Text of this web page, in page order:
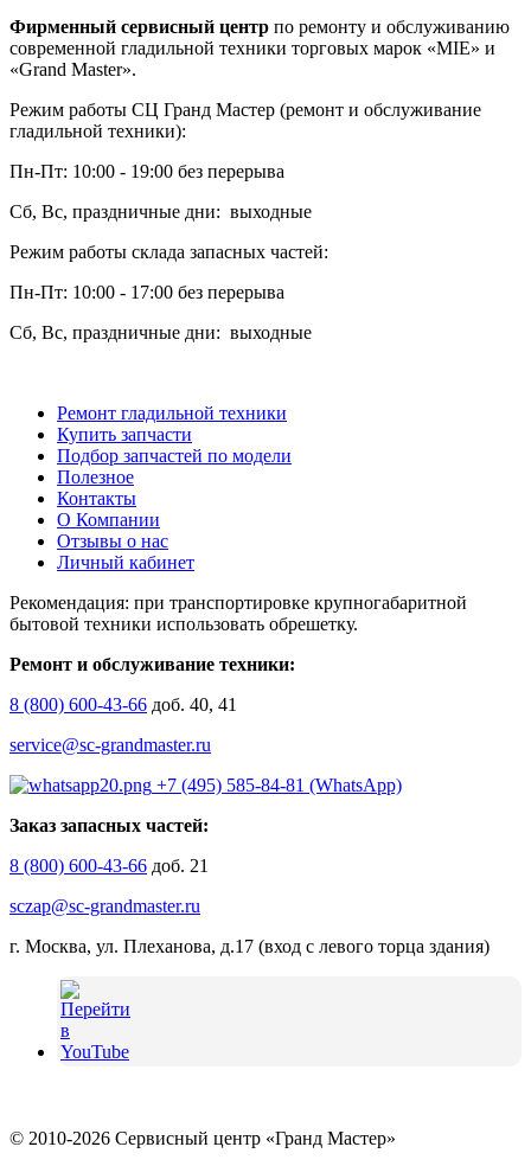
Фирменный сервисный центр по ремонту и обслуживанию
современной гладильной техники торговых марок «MIE» и
«Grand Master».
Режим работы СЦ Гранд Мастер (ремонт и обслуживание
гладильной техники):
Пн-Пт: 10:00 - 19:00 без перерыва
Сб, Вс, праздничные дни: выходные
Режим работы склада запасных частей:
Пн-Пт: 10:00 - 17:00 без перерыва
Сб, Вс, праздничные дни: выходные
Ремонт гладильной техники
Купить запчасти
Подбор запчастей по модели
Полезное
Контакты
О Компании
Отзывы о нас
Личный кабинет
Рекомендация: при транспортировке крупногабаритной
бытовой техники использовать обрешетку.
Ремонт и обслуживание техники:
8 (800) 600-43-66 доб. 40, 41
service@sc-grandmaster.ru
+7 (495) 585-84-81 (WhatsApp)
Заказ запасных частей:
8 (800) 600-43-66 доб. 21
sczap@sc-grandmaster.ru
г. Москва, ул. Плеханова, д.17 (вход с левого торца здания)
© 2010-2026 Сервисный центр «Гранд Мастер»